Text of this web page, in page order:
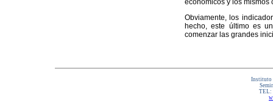
económicos y los mismos
Obviamente, los
hecho, este último es
comenzar las grandes
Instituto
TEL: